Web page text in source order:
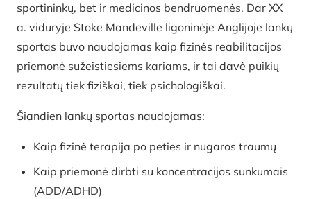
sportininkų, bet ir medicinos bendruomenės. Dar XX
a. viduryje Stoke Mandeville ligoninėje Anglijoje lankų
sportas buvo naudojamas kaip fizinės reabilitacijos
priemonė sužeistiesiems kariams, ir tai davė puikių
rezultatų tiek fiziškai, tiek psichologiškai.
Šiandien lankų sportas naudojamas:
Kaip fizinė terapija po peties ir nugaros traumų
Kaip priemonė dirbti su koncentracijos sunkumais
(ADD/ADHD)